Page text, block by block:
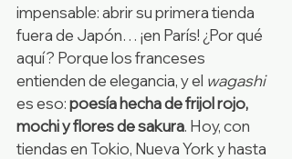
impensable: abrir su primera tienda
fuera de Japón… ¡en París! ¿Por qué
aquí? Porque los franceses
entienden de elegancia, y el wagashi
es eso: poesía hecha de frijol rojo,
mochi y flores de sakura. Hoy, con
tiendas en Tokio, Nueva York y hasta